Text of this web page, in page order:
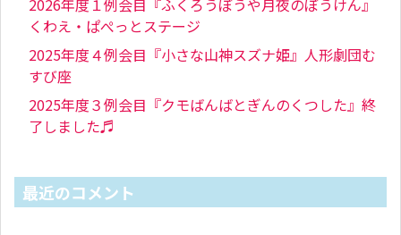
2026年度１例会目『ふくろうぼうや月夜のぼうけん』
くわえ・ぱぺっとステージ
2025年度４例会目『小さな山神スズナ姫』人形劇団む
すび座
2025年度３例会目『クモばんばとぎんのくつした』終
了しました♬
最近のコメント